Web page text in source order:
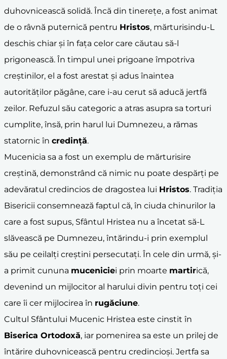
duhovnicească solidă. Încă din tinerețe, a fost animat
de o râvnă puternică pentru Hristos, mărturisindu-L
deschis chiar și în fața celor care căutau să-l
prigonească. În timpul unei prigoane împotriva
creștinilor, el a fost arestat și adus înaintea
autorităților păgâne, care i-au cerut să aducă jertfă
zeilor. Refuzul său categoric a atras asupra sa torturi
cumplite, însă, prin harul lui Dumnezeu, a rămas
statornic în credință.
Mucenicia sa a fost un exemplu de mărturisire
creștină, demonstrând că nimic nu poate despărți pe
adevăratul credincios de dragostea lui Hristos. Tradiția
Bisericii consemnează faptul că, în ciuda chinurilor la
care a fost supus, Sfântul Hristea nu a încetat să-L
slăvească pe Dumnezeu, întărindu-i prin exemplul
său pe ceilalți creștini persecutați. În cele din urmă, și-
a primit cununa muceniciei prin moarte martirică,
devenind un mijlocitor al harului divin pentru toți cei
care îi cer mijlocirea în rugăciune.
Cultul Sfântului Mucenic Hristea este cinstit în
Biserica Ortodoxă, iar pomenirea sa este un prilej de
întărire duhovnicească pentru credincioși. Jertfa sa